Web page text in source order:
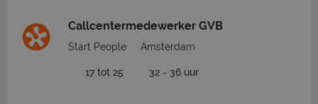
Callcentermedewerker GVB
Start People Amsterdam
17 tot 25 32 - 36 uur